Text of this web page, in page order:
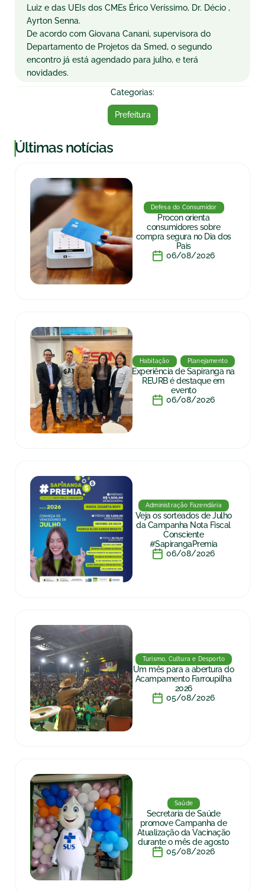
Luiz e das UEIs dos CMEs Érico Veríssimo, Dr. Décio ,
Ayrton Senna.
De acordo com Giovana Canani, supervisora do
Departamento de Projetos da Smed, o segundo
encontro já está agendado para julho, e terá
novidades.
Categorias:
Prefeitura
|Últimas notícias
Defesa do Consumidor
Procon orienta
consumidores sobre
compra segura no Dia dos
Pais
06/08/2026
Habitação Planejamento
Experiência de Sapiranga na
REURB é destaque em
evento
06/08/2026
Administração Fazendária
Veja os sorteados de Julho
da Campanha Nota Fiscal
Consciente
#SapirangaPremia
06/08/2026
Turismo, Cultura e Desporto
Um mês para a abertura do
Acampamento Farroupilha
2026
05/08/2026
Saúde
Secretaria de Saúde
promove Campanha de
Atualização da Vacinação
durante o mês de agosto
05/08/2026